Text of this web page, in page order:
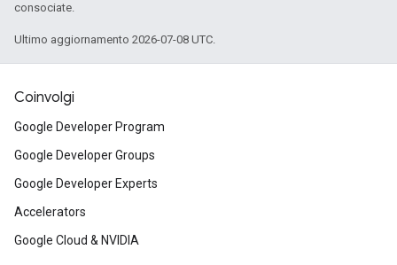
consociate.
Ultimo aggiornamento 2026-07-08 UTC.
Coinvolgi
Google Developer Program
Google Developer Groups
Google Developer Experts
Accelerators
Google Cloud & NVIDIA